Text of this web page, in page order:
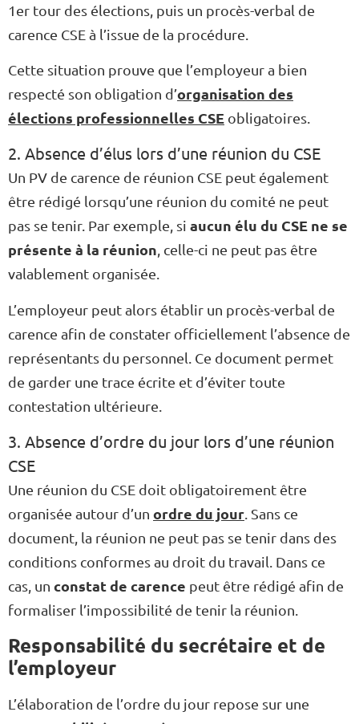
1er tour des élections, puis un procès-verbal de
carence CSE à l’issue de la procédure.
Cette situation prouve que l’employeur a bien
respecté son obligation d’organisation des
élections professionnelles CSE obligatoires.
2. Absence d’élus lors d’une réunion du CSE
Un PV de carence de réunion CSE peut également
être rédigé lorsqu’une réunion du comité ne peut
pas se tenir. Par exemple, si aucun élu du CSE ne se
présente à la réunion, celle-ci ne peut pas être
valablement organisée.
L’employeur peut alors établir un procès-verbal de
carence afin de constater officiellement l’absence de
représentants du personnel. Ce document permet
de garder une trace écrite et d’éviter toute
contestation ultérieure.
3. Absence d’ordre du jour lors d’une réunion
CSE
Une réunion du CSE doit obligatoirement être
organisée autour d’un ordre du jour . Sans ce
document, la réunion ne peut pas se tenir dans des
conditions conformes au droit du travail. Dans ce
cas, un constat de carence peut être rédigé afin de
formaliser l’impossibilité de tenir la réunion.
Responsabilité du secrétaire et de
l’employeur
L’élaboration de l’ordre du jour repose sur une